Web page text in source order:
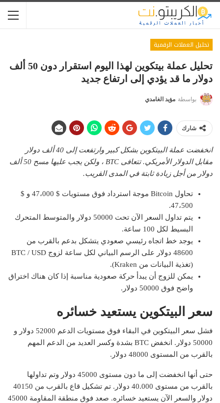
تحليل العملات الرقمية
تحليل عملة بيتكوين لهذا اليوم استقرار دون 50 ألف
دولار ما قد يؤدي إلى ارتفاع جديد
بواسطة مؤيد الغامدي
شارك
انخفضت عملة البيتكوين بشكل كبير وارتفعت إلى 40 ألف دولار
مقابل الدولار الأمريكي. تتعافى BTC ، ولكن يجب عليها مسح 50 ألف
دولار من أجل زيادة ثابتة في المدى القريب.
تحاول Bitcoin موجة استرداد فوق مستويات $ 47،000 و $
47،500.
يتم تداول السعر الآن تحت 50000 دولار والمتوسط ​​المتحرك
البسيط لكل 100 ساعة.
يوجد خط اتجاه رئيسي صعودي يتشكل بدعم بالقرب من
48600 دولار على الرسم البياني لكل ساعة لزوج BTC / USD
(تغذية البيانات من Kraken).
يمكن للزوج أن يبدأ حركة صعودية مناسبة إذا كان هناك اختراق
واضح فوق 50000 دولار.
سعر البيتكوين يستعيد خسائره
فشل سعر البيتكوين في البقاء فوق مستويات الدعم 52000 دولار و
50000 دولار. انخفض BTC بشدة وكسر العديد من الدعم المهم
بالقرب من المستوى 48000 دولار.
حتى أنها انخفضت إلى ما دون مستوى 45000 دولار وتم تداولها
بالقرب من مستوى 40.000 دولار. تم تشكيل قاع بالقرب من 40150
دولار والسعر الآن يستعيد خسائره. صعد فوق منطقة المقاومة 45000